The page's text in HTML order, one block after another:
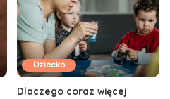
Dziecko
Dlaczego coraz więcej